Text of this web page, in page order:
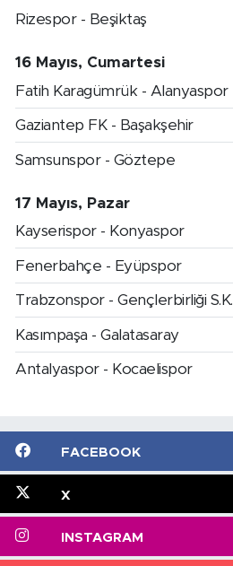
Rizespor - Beşiktaş
16 Mayıs, Cumartesi
Fatih Karagümrük - Alanyaspor
Gaziantep FK - Başakşehir
Samsunspor - Göztepe
17 Mayıs, Pazar
Kayserispor - Konyaspor
Fenerbahçe - Eyüpspor
Trabzonspor - Gençlerbirliği S.K.
Kasımpaşa - Galatasaray
Antalyaspor - Kocaelispor
FACEBOOK
X
INSTAGRAM